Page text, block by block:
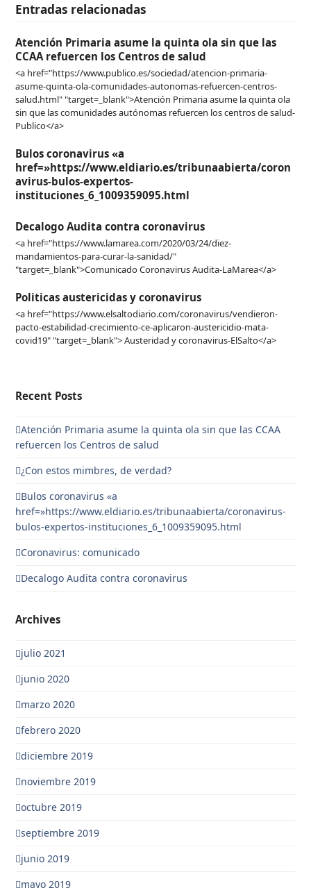
Entradas relacionadas
Atención Primaria asume la quinta ola sin que las
CCAA refuercen los Centros de salud
<a href="https://www.publico.es/sociedad/atencion-primaria-
asume-quinta-ola-comunidades-autonomas-refuercen-centros-
salud.html" "target=_blank">Atención Primaria asume la quinta ola
sin que las comunidades autónomas refuercen los centros de salud-
Publico</a>
Bulos coronavirus «a
href=»https://www.eldiario.es/tribunaabierta/coron
avirus-bulos-expertos-
instituciones_6_1009359095.html
Decalogo Audita contra coronavirus
<a href="https://www.lamarea.com/2020/03/24/diez-
mandamientos-para-curar-la-sanidad/"
"target=_blank">Comunicado Coronavirus Audita-LaMarea</a>
Politicas austericidas y coronavirus
<a href="https://www.elsaltodiario.com/coronavirus/vendieron-
pacto-estabilidad-crecimiento-ce-aplicaron-austericidio-mata-
covid19" "target=_blank"> Austeridad y coronavirus-ElSalto</a>
Recent Posts
Atención Primaria asume la quinta ola sin que las CCAA
refuercen los Centros de salud
¿Con estos mimbres, de verdad?
Bulos coronavirus «a
href=»https://www.eldiario.es/tribunaabierta/coronavirus-
bulos-expertos-instituciones_6_1009359095.html
Coronavirus: comunicado
Decalogo Audita contra coronavirus
Archives
julio 2021
junio 2020
marzo 2020
febrero 2020
diciembre 2019
noviembre 2019
octubre 2019
septiembre 2019
junio 2019
mayo 2019